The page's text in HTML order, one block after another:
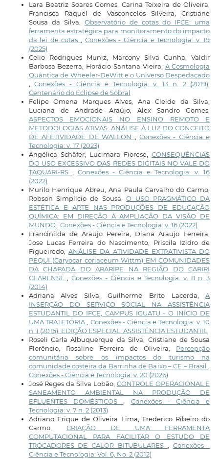
Lara Beatriz Soares Gomes, Carina Teixeira de Oliveira,
Francisca Raquel de Vasconcelos Silveira, Cristiane
Sousa da Silva, Observatório de cotas do IFCE: uma
ferramenta estratégica para monitoramento do impacto
da lei de cotas
Conexões - Ciência e Tecnologia: v. 19
(2025)
Celio Rodrigues Muniz, Marcony Silva Cunha, Valdir
Barbosa Bezerra, Horácio Santana Vieira, A Cosmologia
Quântica de Wheeler-DeWitt e o Universo Despedaçado
,Conexões - Ciência e Tecnologia: v. 13 n. 2 (2019):
Centenário do Eclipse de Sobral
Felipe Omena Marques Alves, Ana Cleide da Silva,
Luciana de Andrade Araújo, Alex Sandro Gomes,
ASPECTOS EMOCIONAIS NO ENSINO REMOTO E
METODOLOGIAS ATIVAS: ANÁLISE À LUZ DO CONCEITO
DE AFETIVIDADE DE WALLON
Conexões - Ciência e
Tecnologia: v. 17 (2023)
Angélica Schäfer, Lucimara Fiorese,CONSEQUÊNCIAS
DO USO EXCESSIVO DAS REDES DIGITAIS NO VALE DO
TAQUARI-RS
Conexões - Ciência e Tecnologia: v. 16
(2022)
Murilo Henrique Abreu, Ana Paula Carvalho do Carmo,
Robson Simplicio de Sousa,O USO PRAGMÁTICO DA
ESTÉTICA E ARTE NAS PRODUÇÕES DE EDUCAÇÃO
QUÍMICA: EM DIREÇÃO À AMPLIAÇÃO DA VISÃO DE
MUNDO Conexões - Ciência e Tecnologia: v. 16 (2022)
Francinilda de Araujo Pereira, Diana Araujo Ferreira,
Jose Lucas Ferreira do Nascimento, Priscila Izidro de
Figueiredo, ANÁLISE DA ATIVIDADE EXTRATIVISTA DO
PEQUI (Caryocar coriaceum Wittm) EM COMUNIDADES
DA CHAPADA DO ARARIPE NA REGIÃO DO CARIRI
CEARENSE
,Conexões - Ciência e Tecnologia: v. 8 n. 3
(2014)
Adriana Alves Silva, Guilherme Brito Lacerda,A
INSERÇÃO DO SERVIÇO SOCIAL NA ASSISTÊNCIA
ESTUDANTIL DO IFCE, CAMPUS IGUATU - O INÍCIO DE
UMA TRAJETÓRIA
Conexões - Ciência e Tecnologia: v. 10
n. 1 (2016): EDIÇÃO ESPECIAL: ASSISTÊNCIA ESTUDANTIL
Roseli Carla Albuquerque da Silva, Cristiane de Sousa
Florêncio, Rosaline Ferreira de Oliveira, Percepção
comunitária sobre os impactos do turismo na
comunidade costeira da Barrinha de Baixo – CE – Brasil
Conexões - Ciência e Tecnologia: v. 20 (2026)
José Reges da Silva Lobão, CONTROLE OPERACIONAL E
SANEAMENTO AMBIENTAL NA PRODUÇÃO DE
EFLUENTES DOMÉSTICOS
Conexões - Ciência e
Tecnologia: v. 7 n. 2 (2013)
Adriano Erique de Oliveira Lima, Frederico Ribeiro do
Carmo, CRIAÇÃO DE UMA FERRAMENTA
COMPUTACIONAL PARA FACILITAR O ESTUDO DE
TROCADORES DE CALOR BITUBULARES
Conexões -
Ciência e Tecnologia: Vol. 6, No. 2 (2012)